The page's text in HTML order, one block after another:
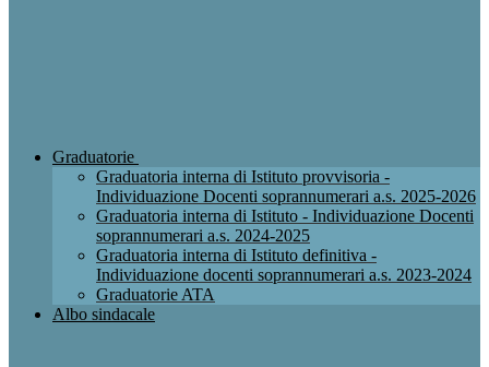
Graduatorie
Graduatoria interna di Istituto provvisoria -
Individuazione Docenti soprannumerari a.s. 2025-2026
Graduatoria interna di Istituto - Individuazione Docenti
soprannumerari a.s. 2024-2025
Graduatoria interna di Istituto definitiva -
Individuazione docenti soprannumerari a.s. 2023-2024
Graduatorie ATA
Albo sindacale